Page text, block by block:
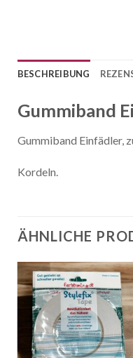
BESCHREIBUNG
Gummiband
Gummiband Einfädler,
Kordeln.
ÄHNLICHE
Auf die
Wunschliste